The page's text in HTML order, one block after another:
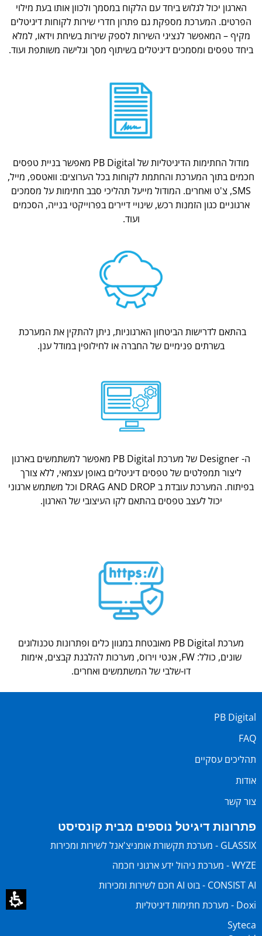
הארגון יכול לגלוש ביחד עם הלקוח במסמך ולכוון אותו בעת מילוי
הפרטים. המערכת מספקת גם פתרון חדרי שירות לקוחות דיגיטלים
מקיף – המאפשר לנציגי השירות לספק שירות בשיחת וידאו, למלא
ביחד טפסים ומסמכים דיגיטלים בשיתוף מסך וגלישה משותפת ועוד.
מודול החתימות הדיגיטליות של PB Digital מאפשר בניית טפסים
חכמים בתוך המערכת והחתמת לקוחות בכל הערוצים: וואטספ, מייל,
SMS, צ'ט ואחרים. המודול מייעל תהליכי סבב חתימות על מסמכים
ארגוניים כגון הזמנות רכש, שינויי דיירים בפרוייקטי בנייה, הסכמים
ועוד.
בהתאם לדרישות הביטחון הארגוניות, ניתן להתקין את המערכת
בשרתים פנימיים של החברה או לחילופין במודל ענן.
ה- Designer של מערכת PB Digital מאפשר למשתמשים בארגון
ליצור תמפלטים של טפסים דיגיטלים באופן עצמאי, ללא צורך
בפיתוח. המערכת עובדת ב DRAG AND DROP וכל משתמש ארגוני
יכול לעצב טפסים בהתאם לקו העיצובי של הארגון.
מערכת PB Digital מאובטחת במגוון כלים ופתרונות טכנולוגים
שונים, כולל: FW, אנטי וירוס, מערכות להלבנת קבצים, אימות
דו-שלבי של המשתמשים ואחרים.
PB Digital
FAQ
תהליכים עסקיים
אודות
צור קשר
פתרונות דיגיטל נוספים מבית קונסיסט
GLASSIX - מערכת תקשורת אומניצ'אנל לשירות ומכירות
WYZE - מערכת ניהול ידע ארגוני חכמה
CONSIST AI - בוט AI חכם לשירות ומכירות
Doxi - מערכת חתימות דיגיטליות
Syteca